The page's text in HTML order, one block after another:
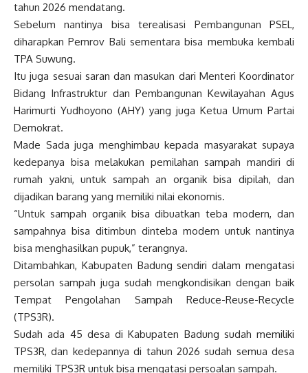
tahun 2026 mendatang.
Sebelum nantinya bisa terealisasi Pembangunan PSEL,
diharapkan Pemrov Bali sementara bisa membuka kembali
TPA Suwung.
Itu juga sesuai saran dan masukan dari Menteri Koordinator
Bidang Infrastruktur dan Pembangunan Kewilayahan Agus
Harimurti Yudhoyono (AHY) yang juga Ketua Umum Partai
Demokrat.
Made Sada juga menghimbau kepada masyarakat supaya
kedepanya bisa melakukan pemilahan sampah mandiri di
rumah yakni, untuk sampah an organik bisa dipilah, dan
dijadikan barang yang memiliki nilai ekonomis.
“Untuk sampah organik bisa dibuatkan teba modern, dan
sampahnya bisa ditimbun dinteba modern untuk nantinya
bisa menghasilkan pupuk,” terangnya.
Ditambahkan, Kabupaten Badung sendiri dalam mengatasi
persolan sampah juga sudah mengkondisikan dengan baik
Tempat Pengolahan Sampah Reduce-Reuse-Recycle
(TPS3R).
Sudah ada 45 desa di Kabupaten Badung sudah memiliki
TPS3R, dan kedepannya di tahun 2026 sudah semua desa
memiliki TPS3R untuk bisa mengatasi persoalan sampah.